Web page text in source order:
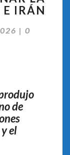
E IRÁN
| 0
de
el